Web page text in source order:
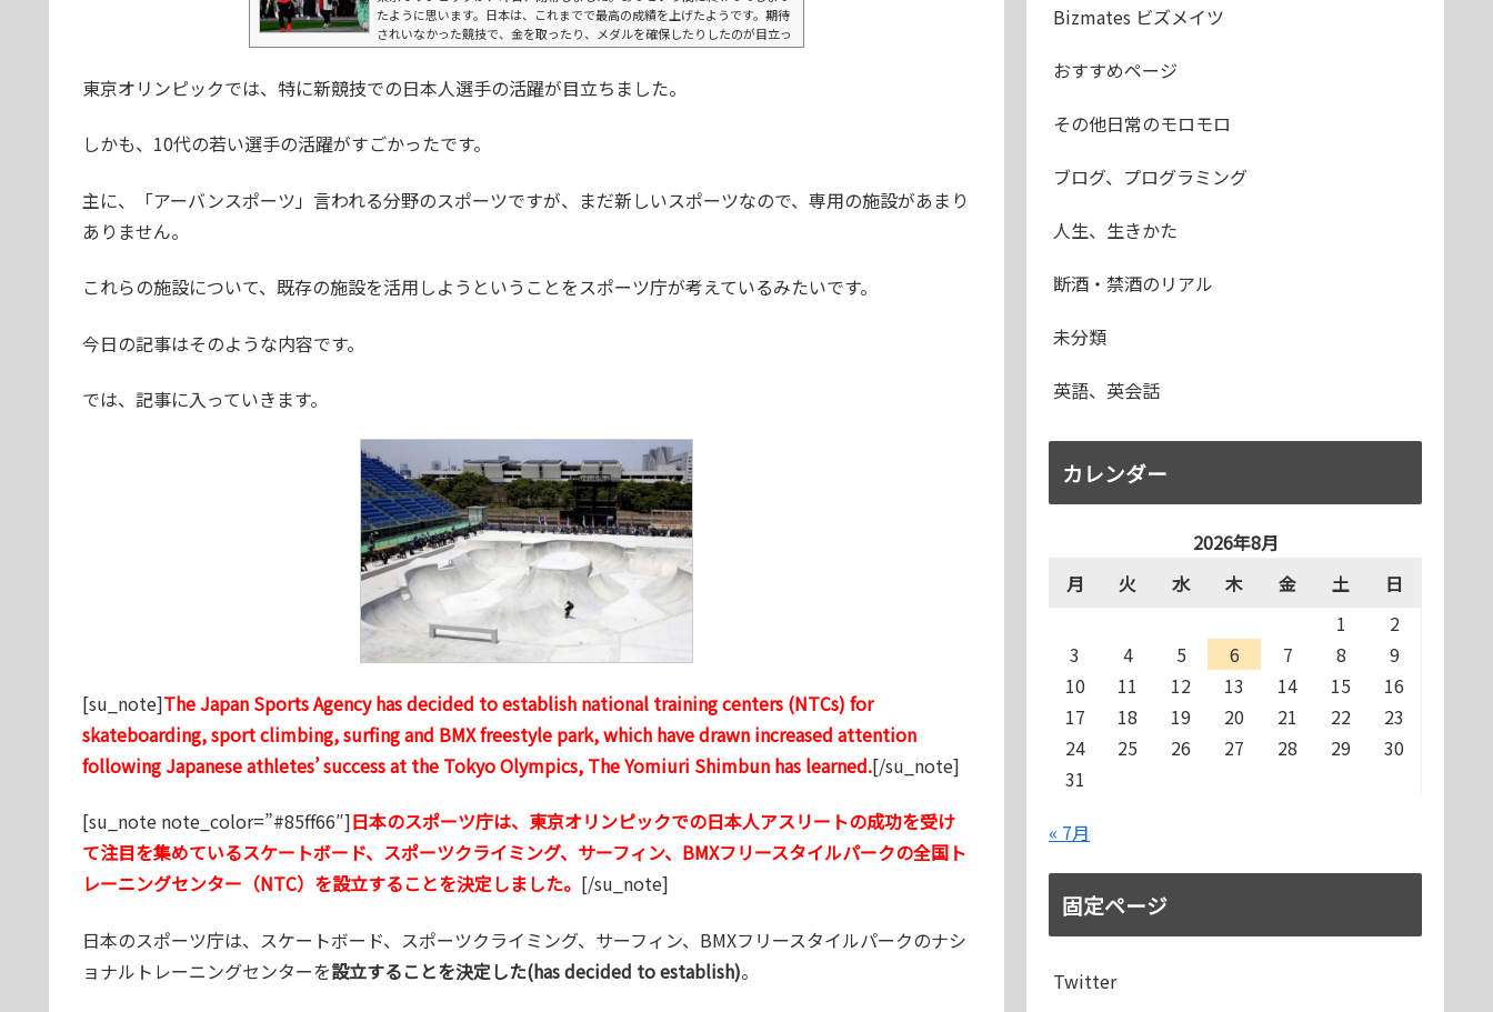
たように思います。日本は、これまでで最高の成績を上げたようです。期待
されいなかった競技で、金を取ったり、メダルを確保したりしたのが目立っ
たように思います。一方で、絶対に金を取れると思われた競技で取れなかっ
たオリンピックは終わりました。でも、その陰で、日本では、コロナ感染が
東京オリンピックでは、特に新競技での日本人選手の活躍が目立ちました。
しかも、10代の若い選手の活躍がすごかったです。
主に、「アーバンスポーツ」言われる分野のスポーツですが、まだ新しいスポーツなので、専用の施設があまり
ありません。
これらの施設について、既存の施設を活用しようということをスポーツ庁が考えているみたいです。
今日の記事はそのような内容です。
では、記事に入っていきます。
[su_note]The Japan Sports Agency has decided to establish national training centers (NTCs) for
skateboarding, sport climbing, surfing and BMX freestyle park, which have drawn increased attention
following Japanese athletes’ success at the Tokyo Olympics, The Yomiuri Shimbun has learned.[/su_note]
[su_note note_color=”#85ff66″]日本のスポーツ庁は、東京オリンピックでの日本人アスリートの成功を受け
て注目を集めているスケートボード、スポーツクライミング、サーフィン、BMXフリースタイルパークの全国ト
レーニングセンター（NTC）を設立することを決定しました。 [/su_note]
日本のスポーツ庁は、スケートボード、スポーツクライミング、サーフィン、BMXフリースタイルパークのナシ
ョナルトレーニングセンターを設立することを決定した(has decided to establish)。
Bizmates ビズメイツ
おすすめページ
その他日常のモロモロ
ブログ、プログラミング
人生、生きかた
断酒・禁酒のリアル
未分類
英語、英会話
カレンダー
2026年8月
月
火 水 木 金 土
日
1
2
3
4 5 6 7 8
9
10
11 12 13 14 15
16
17
18 19 20 21 22
23
24
25 26 27 28 29
30
31
« 7月
固定ページ
Twitter